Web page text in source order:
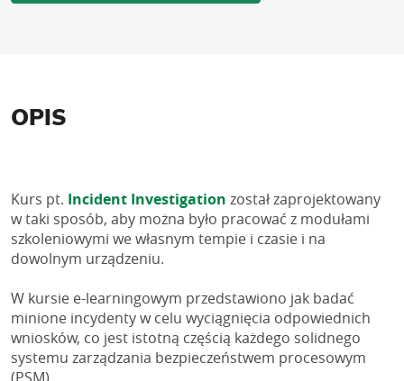
OPIS
Kurs pt. Incident Investigation został zaprojektowany
w taki sposób, aby można było pracować z modułami
szkoleniowymi we własnym tempie i czasie i na
dowolnym urządzeniu.
W kursie e-learningowym przedstawiono jak badać
minione incydenty w celu wyciągnięcia odpowiednich
wniosków, co jest istotną częścią każdego solidnego
systemu zarządzania bezpieczeństwem procesowym